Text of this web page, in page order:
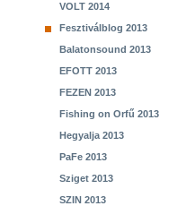
VOLT 2014
Fesztiválblog 2013
Balatonsound 2013
EFOTT 2013
FEZEN 2013
Fishing on Orfű 2013
Hegyalja 2013
PaFe 2013
Sziget 2013
SZIN 2013